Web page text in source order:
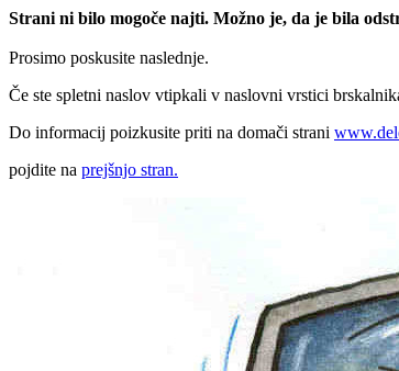
Strani ni bilo mogoče najti. Možno je, da je bila
Prosimo poskusite naslednje.
Če ste spletni naslov vtipkali v naslovni vrstici
Do informacij poizkusite priti na domači strani
pojdite na prejšnjo stran.